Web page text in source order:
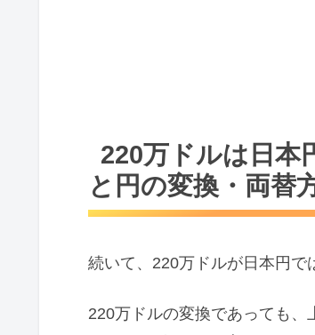
220万ドルは日本
と円の変換・両替
続いて、220万ドルが日本円で
220万ドルの変換であっても、